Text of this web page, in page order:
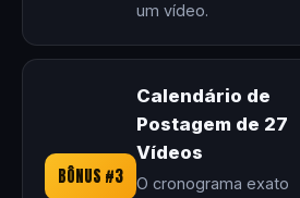
um vídeo.
BÔNUS #3
Calendário de
Postagem de 27
Vídeos
O cronograma exato